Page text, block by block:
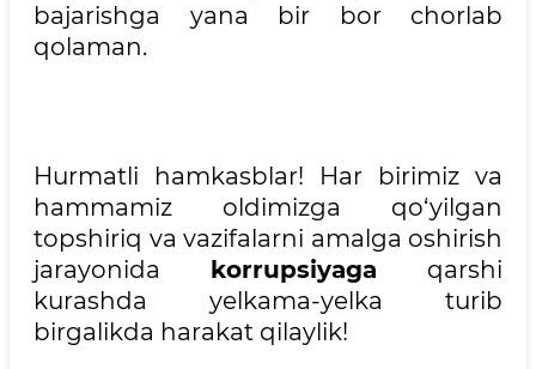
bajarishga yana bir bor chorlab
qolaman.
Hurmatli hamkasblar! Har birimiz va
hammamiz oldimizga qo‘yilgan
topshiriq va vazifalarni amalga oshirish
jarayonida korrupsiyaga qarshi
kurashda yelkama-yelka turib
birgalikda harakat qilaylik!